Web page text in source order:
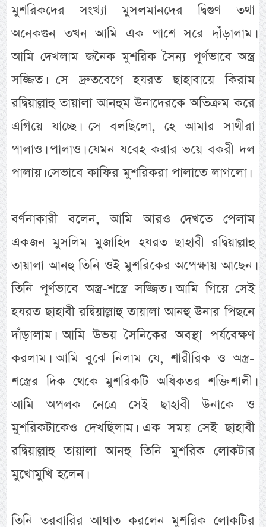
মুশরিকদের সংখ্যা মুসলমানদের দ্বিগুণ তথা
অনেকগুন তখন আমি এক পাশে সরে দাঁড়ালাম।
আমি দেখলাম জনৈক মুশরিক সৈন্য পূর্ণভাবে অস্ত্র
সজ্জিত। সে দ্রুতবেগে হযরত ছাহাবায়ে কিরাম
রদ্বিয়াল্লাহু তায়ালা আনহুম উনাদেরকে অতিক্রম করে
এগিয়ে যাচ্ছে। সে বলছিলো, হে আমার সাথীরা
পালাও। পালাও। যেমন যবেহ করার ভয়ে বকরী দল
পালায়। সেভাবে কাফির মুশরিকরা পালাতে লাগলো।
বর্ণনাকারী বলেন, আমি আরও দেখতে পেলাম
একজন মুসলিম মুজাহিদ হযরত ছাহাবী রদ্বিয়াল্লাহু
তায়ালা আনহু তিনি ওই মুশরিকের অপেক্ষায় আছেন।
তিনি পূর্ণভাবে অস্ত্র-শস্ত্রে সজ্জিত। আমি গিয়ে সেই
হযরত ছাহাবী রদ্বিয়াল্লাহু তায়ালা আনহু উনার পিছনে
দাঁড়ালাম। আমি উভয় সৈনিকের অবস্থা পর্যবেক্ষণ
করলাম। আমি বুঝে নিলাম যে, শারীরিক ও অস্ত্র-
শস্ত্রের দিক থেকে মুশরিকটি অধিকতর শক্তিশালী।
আমি অপলক নেত্রে সেই ছাহাবী উনাকে ও
মুশরিকটাকেও দেখছিলাম। এক সময় সেই ছাহাবী
রদ্বিয়াল্লাহু তায়ালা আনহু তিনি মুশরিক লোকটার
মুখোমুখি হলেন।
তিনি তরবারির আঘাত করলেন মুশরিক লোকটির